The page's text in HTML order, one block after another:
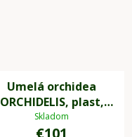
Umelá orchidea
ORCHIDELIS, plast,
výška 87 cm, biela
Skladom
€101